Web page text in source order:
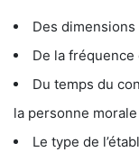
Des
De la fréquence
Du temps du
la personne morale
Le type de